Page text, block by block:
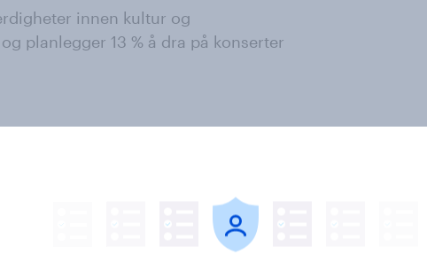
innen kultur og
planlegger 13 % å dra på konserter
nordmenn, som utgjør et
år fra YouGov-panelet i perioden